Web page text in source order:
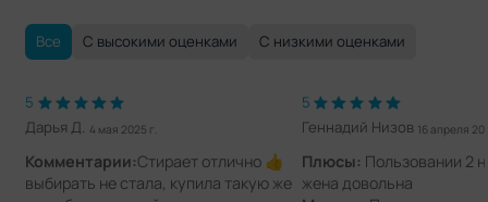
Все С высокими оценками С низкими оценками
5
Дарья Д. 4 мая 2025 г.
Комментарии:Стирает отлично 👍
выбирать не стала, купила такую же
5
Геннадий Низов 16 апреля
Плюсы: Пользовании 2
жена довольна